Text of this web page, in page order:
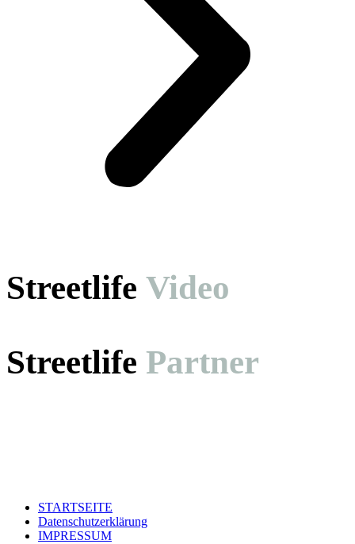
Streetlife Video
Streetlife Partner
STARTSEITE
Datenschutzerklärung
IMPRESSUM